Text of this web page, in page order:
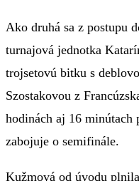
Ako druhá sa z postupu
turnajová jednotka
trojsetovú bitku s
Szostakovou z
hodinách aj 16 minútach
zabojuje o semifinále.
Kužmová od úvodu